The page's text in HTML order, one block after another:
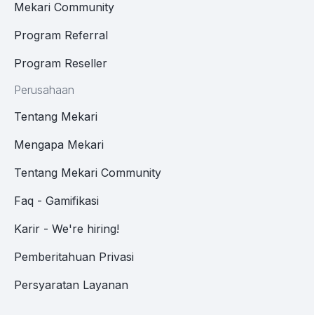
Mekari Community
Program Referral
Program Reseller
Perusahaan
Tentang Mekari
Mengapa Mekari
Tentang Mekari Community
Faq - Gamifikasi
Karir - We're hiring!
Pemberitahuan Privasi
Persyaratan Layanan